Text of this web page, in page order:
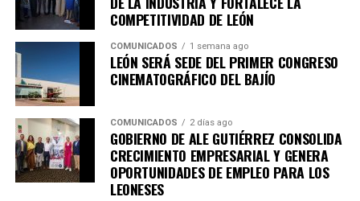
Academia de Emprendimiento, enfocada principalmente
en empleabilidad, desarrollo de habilidades para el
trabajo y autoempleo.
Con ello, el Municipio cuenta ahora con dos academias
en operación, mientras que la nueva sede se especializa
en sostenibilidad, innovación, agroindustria y
tecnologías aplicadas al campo, así lo destacó Adriana
Ruiz Pérez, encargada de despacho de la dirección
general de Innovación.
COMPETITIVIDAD DE LEÓN
COMUNICADOS 1 semana ago
LEÓN SERÁ SEDE DEL PRIMER CONGRESO
CINEMATOGRÁFICO DEL BAJÍO
COMUNICADOS 2 días ago
GOBIERNO DE ALE GUTIÉRREZ CONSOLIDA
CRECIMIENTO EMPRESARIAL Y GENERA
OPORTUNIDADES DE EMPLEO PARA LOS
LEONESES